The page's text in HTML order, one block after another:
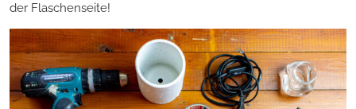
der Flaschenseite!